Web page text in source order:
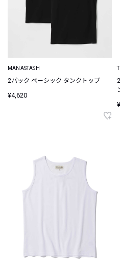
MANASTASH
2パック ベーシック タンクトップ
¥4,620